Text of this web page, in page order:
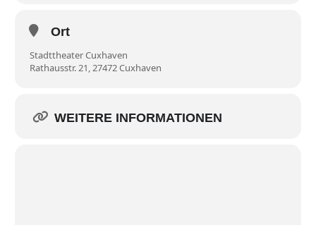
Ort
Stadttheater Cuxhaven
Rathausstr. 21, 27472 Cuxhaven
WEITERE INFORMATIONEN